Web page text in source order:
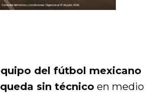
del fútbol mexicano
sin técnico en medio